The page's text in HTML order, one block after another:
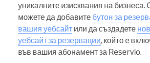
уникалните изисквания на бизнеса.
можете да добавите бутон за
вашия уебсайт или да създадете
уебсайт за резервации, който е
във вашия абонамент за Reservio.